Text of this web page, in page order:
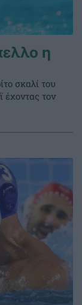
η
σκαλί του
έχοντας τον